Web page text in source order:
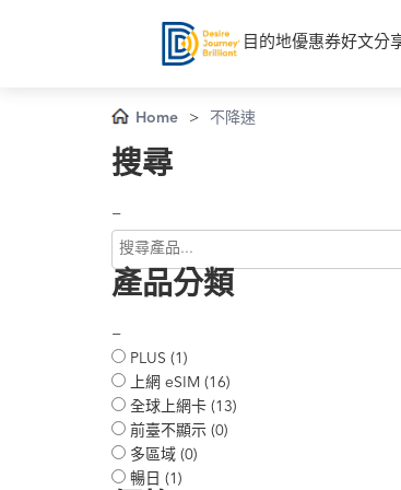
目的地優惠券好文分
Home > 不降速
搜尋
−
產品分類
−
PLUS (1)
上網 eSIM (16)
全球上網卡 (13)
前臺不顯示 (0)
多區域 (0)
暢日 (1)